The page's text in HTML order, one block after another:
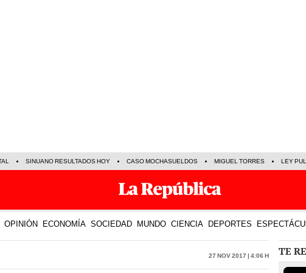
SINUANO RESULTADOS HOY CASO MOCHASUELDOS MIGUEL TORRES LEY
OPINIÓN ECONOMÍA SOCIEDAD MUNDO CIENCIA DEPORTES
27 Nov 2017 | 4:06 h TE